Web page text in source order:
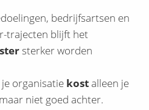
bedrijfsartsen en
trajecten blijft het
sterker worden
organisatie kostalleen je
niet goed achter.